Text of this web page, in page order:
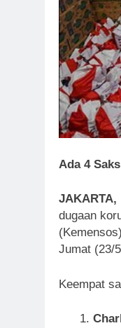
Ada 4
JAKARTA,
dugaan
Jumat (23/
Keempat